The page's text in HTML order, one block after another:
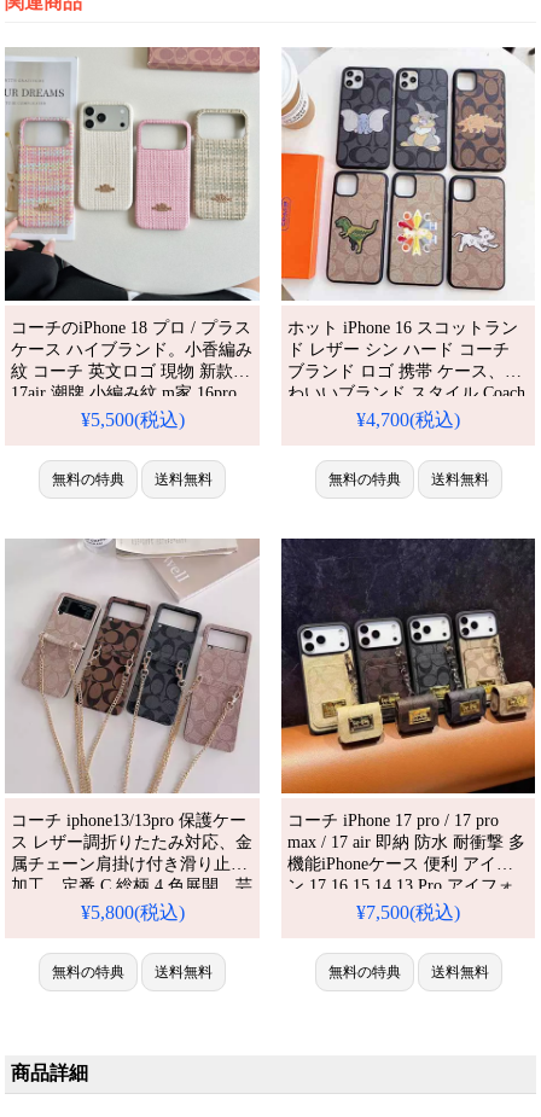
コーチのiPhone 18 プロ / プラス
ケース ハイブランド。小香編み
紋 コーチ 英文ロゴ 現物 新款
17air 潮牌 小編み紋 m家 16pro
適用 蘋果14promax スマホケー
11 保護套 名媛風 15 豪華
14plus。芸能人も愛用する人気
アイテム。耐衝撃・防水・多機
プル、しかも格安。流行りのデ
¥5,500(税込)
無料の特典 送料無料
ホット iPhone 16 スコットラン
ド レザー シン ハード コーチ
ブランド ロゴ 携帯 ケース、か
わいいブランド スタイル Coach
Galaxy S23/S22 Plus/S21 Ulart ケ
Coach iPhone 16 アニマル パタ
ーン携帯 ケース - ファッショナ
ブルなユニセックス 送料無料
¥4,700(税込)
無料の特典 送料無料
コーチ iphone13/13pro 保護ケー
ス レザー調折りたたみ対応、金
属チェーン肩掛け付き滑り止め
加工。定番 C 総柄 4 色展開、芸
能人愛用のおしゃれデザイン。
ケース 全機種対応
¥5,800(税込)
無料の特典 送料無料
コーチ iPhone 17 pro / 17 pro
max / 17 air 即納 防水 耐衝撃 多
機能iPhoneケース 便利 アイホ
ン 17 16 15 14 13 Pro アイフォ
ーン13 14 15 Pro Max ブランド
ース Iphone16 15 17 12 13 Pro
Max 14 スマホケース 人気 おす
すめ iPhone 17 プロ / プラ
¥7,500(税込)
無料の特典 送料無料
商品詳細